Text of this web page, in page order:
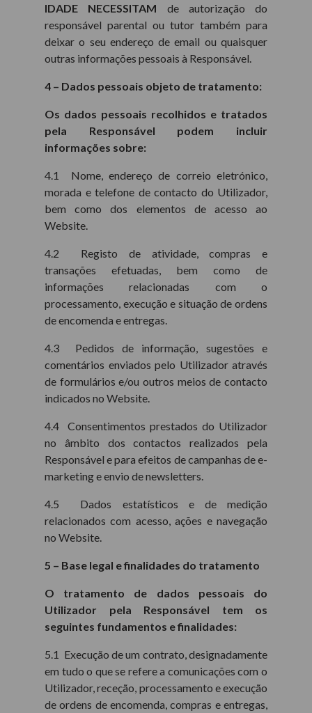
IDADE NECESSITAM de autorização do
responsável parental ou tutor também para
deixar o seu endereço de email ou quaisquer
outras informações pessoais à Responsável.
4 – Dados pessoais objeto de tratamento:
Os dados pessoais recolhidos e tratados
pela Responsável podem incluir
informações sobre:
4.1 Nome, endereço de correio eletrónico,
morada e telefone de contacto do Utilizador,
bem como dos elementos de acesso ao
Website.
4.2 Registo de atividade, compras e
transações efetuadas, bem como de
informações relacionadas com o
processamento, execução e situação de ordens
de encomenda e entregas.
4.3 Pedidos de informação, sugestões e
comentários enviados pelo Utilizador através
de formulários e/ou outros meios de contacto
indicados no Website.
4.4 Consentimentos prestados do Utilizador
no âmbito dos contactos realizados pela
Responsável e para efeitos de campanhas de e-
marketing e envio de newsletters.
4.5 Dados estatísticos e de medição
relacionados com acesso, ações e navegação
no Website.
5 – Base legal e finalidades do tratamento
O tratamento de dados pessoais do
Utilizador pela Responsável tem os
seguintes fundamentos e finalidades:
5.1 Execução de um contrato, designadamente
em tudo o que se refere a comunicações com o
Utilizador, receção, processamento e execução
de ordens de encomenda, compras e entregas,